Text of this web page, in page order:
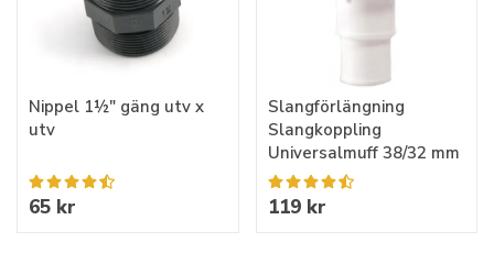
Nippel 1½" gäng utv x
utv
65 kr
Slangförlängning
Slangkoppling
Universalmuff 38/32 mm
119 kr